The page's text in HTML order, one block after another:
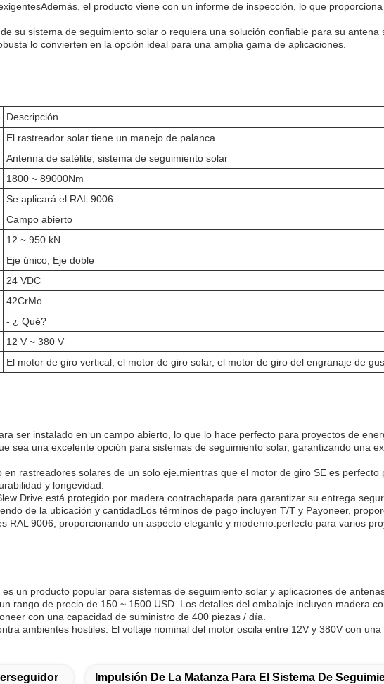
el producto viene con un informe de inspección, lo que
su sistema de seguimiento solar o requiera una solución confiable para su
lo convierten en la opción ideal para una amplia gama de aplicaciones.
Descripción
El rastreador solar tiene un manejo de palanca
Antenna de satélite, sistema de seguimiento solar
1800 ~ 89000Nm
Se aplicará el RAL 9006.
Campo abierto
12 ~ 950 kN
Eje único, Eje doble
24 VDC
42CrMo
- ¿ Qué?
12 V ~ 380 V
El motor de giro vertical, el motor de giro solar, el motor de giro del engranaje de
ser instalado en un campo abierto, lo que lo hace perfecto para proyectos de
sea una excelente opción para sistemas de seguimiento solar, garantizando una
rastreadores solares de un solo eje.mientras que el motor de giro SE es
y longevidad.
Drive está protegido por madera contrachapada para garantizar su entrega
de la ubicación y cantidadLos términos de pago incluyen T/T y Payoneer,
RAL 9006, proporcionando un aspecto elegante y moderno.perfecto para varios
un producto popular para sistemas de seguimiento solar y aplicaciones de
rango de precio de 150 ~ 1500 USD. Los detalles del embalaje incluyen madera
con una capacidad de suministro de 400 piezas / día.
ambientes hostiles. El voltaje nominal del motor oscila entre 12V y 380V con
Impulsión De La Matanza Para El Sistema De